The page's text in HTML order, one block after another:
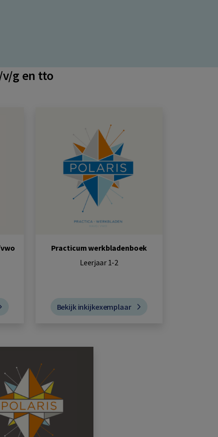
v/g en tto
Practicum werkbladenboek
Leerjaar 1-2
Bekijk inkijkexemplaar